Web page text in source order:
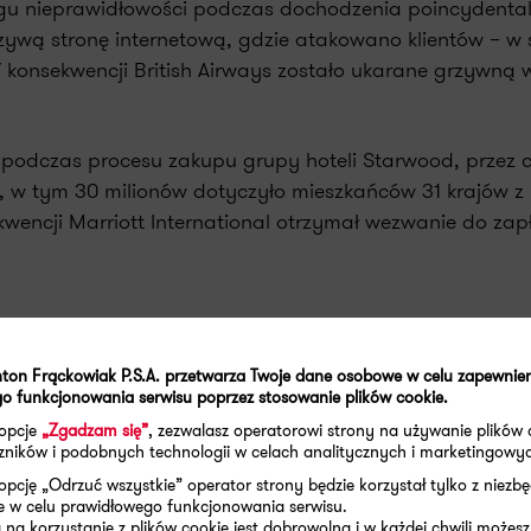
nieprawidłowości podczas dochodzenia
stronę internetową, gdzie atakowano klientów – w
British Airways zostało ukarane grzywną
procesu zakupu grupy hoteli Starwood, przez
tym 30 milionów dotyczyło mieszkańców 31 krajów z
Marriott International otrzymał wezwanie do
próżnuje nawet w czasie koronawirusa. Od marca
ochrony danych osobowych. W Hiszpanii od
kwotę prawie 3 milionów euro. Częstym powodem
Frąckowiak P.S.A. przetwarza Twoje dane osobowe w celu
funkcjonowania serwisu poprzez stosowanie plików cookie.
„Zgadzam się”, zezwalasz operatorowi strony na używanie plików
i podobnych technologii w celach analitycznych i
„Odrzuć wszystkie” operator strony będzie korzystał tylko z
w celu prawidłowego funkcjonowania serwisu.